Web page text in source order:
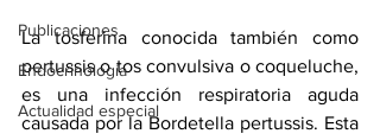
Publicaciones
Endocrinología
Actualidad especial
La tosferina conocida también como
pertussis o tos convulsiva o coqueluche,
es una infección respiratoria aguda
causada por la Bordetella pertussis. Esta